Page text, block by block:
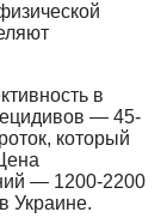
в
— 45-
который
— 1200-2200
Украине.